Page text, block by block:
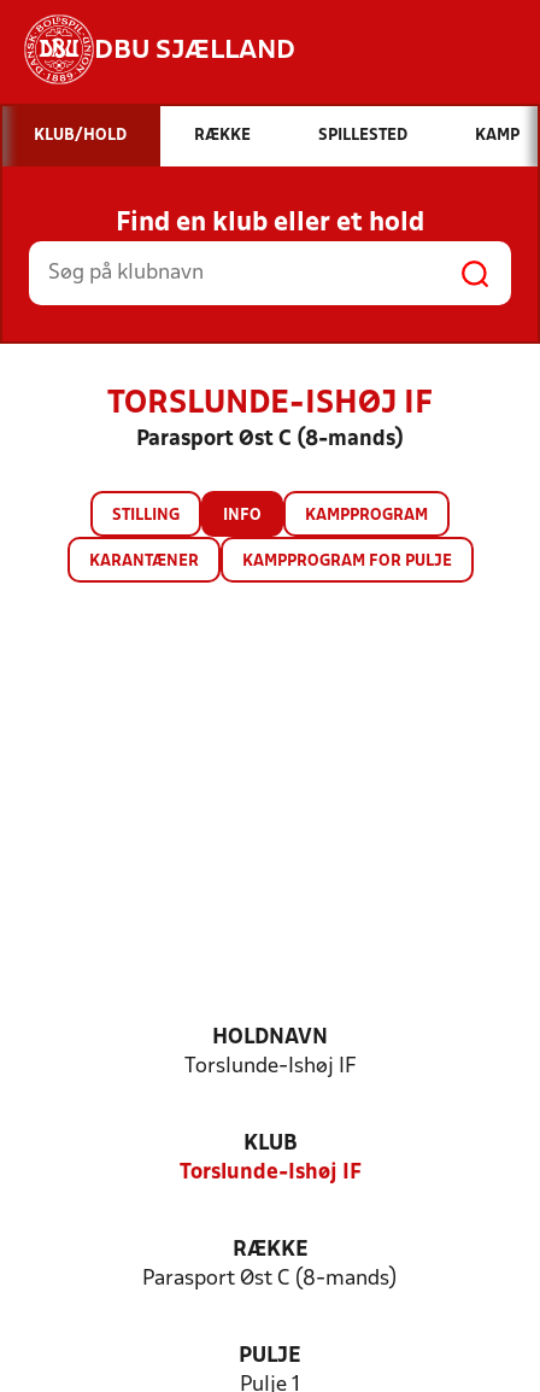
DBU SJÆLLAND
Hvad vil du søge efter?
INDHOLD OG NYHEDER
STILLINGER, RESULTATER, KLUBBER OG
HOLD
KLUB/HOLD RÆKKE SPILLESTED KAMP
Find en klub eller et hold
TORSLUNDE-ISHØJ IF
Parasport Øst C (8-mands)
STILLING INFO KAMPPROGRAM
KARANTÆNER KAMPPROGRAM FOR PULJE
HOLDNAVN
Torslunde-Ishøj IF
KLUB
Torslunde-Ishøj IF
RÆKKE
Parasport Øst C (8-mands)
PULJE
Pulje 1